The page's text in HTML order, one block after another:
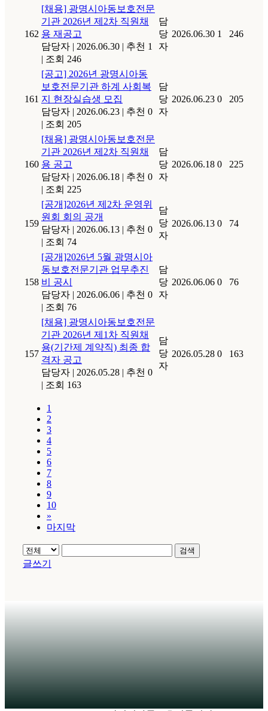
162
[채용] 광명시아동보호전문
기관 2026년 제2차 직원채
용 재공고
담당자 | 2026.06.30 | 추천 1
| 조회 246
담
당
자
2026.06.30 1 246
161
[공고] 2026년 광명시아동
보호전문기관 하계 사회복
지 현장실습생 모집
담당자 | 2026.06.23 | 추천 0
| 조회 205
담
당
자
2026.06.23 0 205
160
[채용] 광명시아동보호전문
기관 2026년 제2차 직원채
용 공고
담당자 | 2026.06.18 | 추천 0
| 조회 225
담
당
자
2026.06.18 0 225
159
[공개]2026년 제2차 운영위
원회 회의 공개
담당자 | 2026.06.13 | 추천 0
| 조회 74
담
당
자
2026.06.13 0 74
158
[공개]2026년 5월 광명시아
동보호전문기관 업무추진
비 공시
담당자 | 2026.06.06 | 추천 0
| 조회 76
담
당
자
2026.06.06 0 76
157
[채용] 광명시아동보호전문
기관 2026년 제1차 직원채
용(기간제 계약직) 최종 합
격자 공고
담당자 | 2026.05.28 | 추천 0
| 조회 163
담
당
자
2026.05.28 0 163
1
2
3
4
5
6
7
8
9
10
»
마지막
검색
글쓰기